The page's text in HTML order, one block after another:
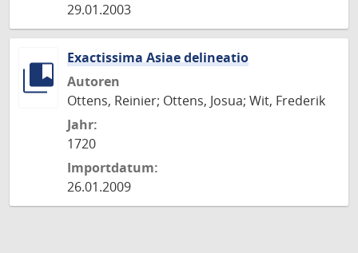
29.01.2003
Exactissima Asiae delineatio
Autoren
Ottens, Reinier; Ottens, Josua; Wit, Frederik
Jahr:
1720
Importdatum:
26.01.2009